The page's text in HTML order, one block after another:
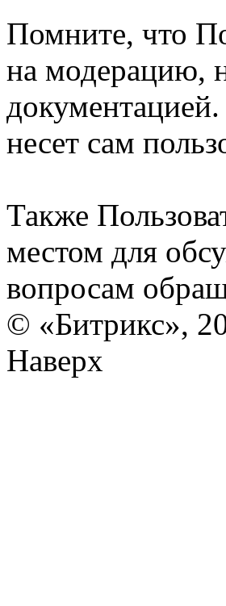
Помните, что
на модерацию,
документацией.
несет сам
Также
местом для
вопросам
© «Битрикс»,
Наверх